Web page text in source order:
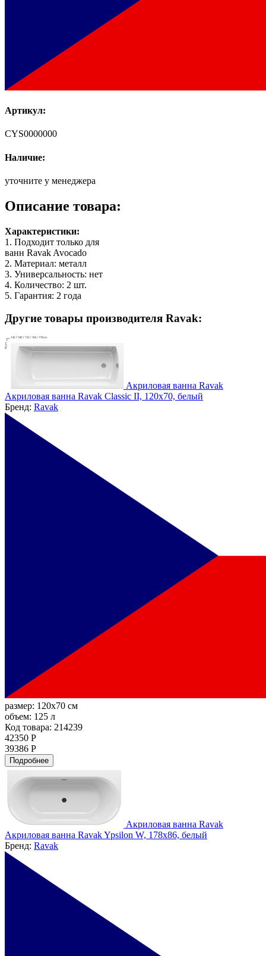
Артикул:
CYS0000000
Наличие:
уточните у менеджера
Описание товара:
Характеристики:
1. Подходит только для
ванн Ravak Avocado
2. Материал: металл
3. Универсальность: нет
4. Количество: 2 шт.
5. Гарантия: 2 года
Другие товары производителя Ravak:
Акриловая ванна Ravak
Акриловая ванна Ravak Classic II, 120x70, белый
Бренд: Ravak
размер: 120x70 см
объем: 125 л
Код товара: 214239
42350 Р
39386 Р
Подробнее
Акриловая ванна Ravak
Акриловая ванна Ravak Ypsilon W, 178x86, белый
Бренд: Ravak